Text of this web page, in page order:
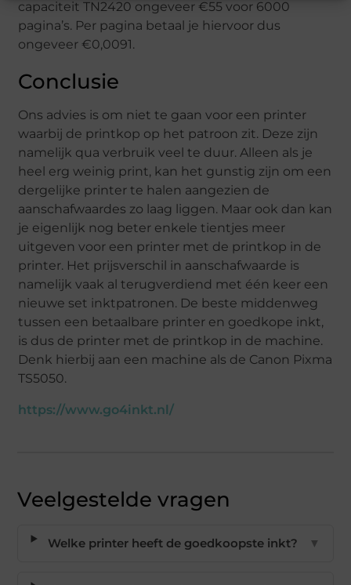
capaciteit TN2420 ongeveer €55 voor 6000
pagina’s. Per pagina betaal je hiervoor dus
ongeveer €0,0091.
Conclusie
Ons advies is om niet te gaan voor een printer
waarbij de printkop op het patroon zit. Deze zijn
namelijk qua verbruik veel te duur. Alleen als je
heel erg weinig print, kan het gunstig zijn om een
dergelijke printer te halen aangezien de
aanschafwaardes zo laag liggen. Maar ook dan kan
je eigenlijk nog beter enkele tientjes meer
uitgeven voor een printer met de printkop in de
printer. Het prijsverschil in aanschafwaarde is
namelijk vaak al terugverdiend met één keer een
nieuwe set inktpatronen. De beste middenweg
tussen een betaalbare printer en goedkope inkt,
is dus de printer met de printkop in de machine.
Denk hierbij aan een machine als de Canon Pixma
TS5050.
https://www.go4inkt.nl/
Veelgestelde vragen
Welke printer heeft de goedkoopste inkt? ▼